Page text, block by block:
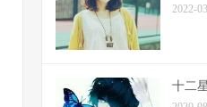
2022-
十二